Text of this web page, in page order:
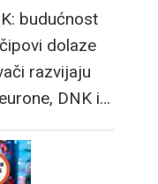
budućnost
dolaze
razvijaju
DNK i…